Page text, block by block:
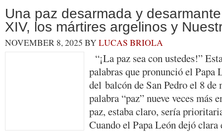
Una paz desarmada y
XIV, los mártires argelinos y
NOVEMBER 8, 2025 BYLUCAS BRIOLA
“¡La paz sea con ustedes!”
palabras que pronunció el
del balcón de San Pedro el 8 de
palabra “paz” nueve veces más
paz, estaba claro, sería
Cuando el Papa León dejó